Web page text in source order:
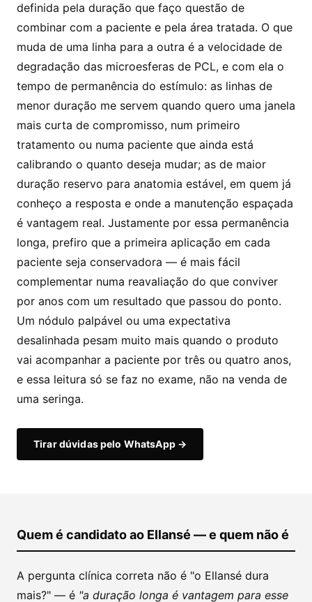
definida pela duração que faço questão de
combinar com a paciente e pela área tratada. O que
muda de uma linha para a outra é a velocidade de
degradação das microesferas de PCL, e com ela o
tempo de permanência do estímulo: as linhas de
menor duração me servem quando quero uma janela
mais curta de compromisso, num primeiro
tratamento ou numa paciente que ainda está
calibrando o quanto deseja mudar; as de maior
duração reservo para anatomia estável, em quem já
conheço a resposta e onde a manutenção espaçada
é vantagem real. Justamente por essa permanência
longa, prefiro que a primeira aplicação em cada
paciente seja conservadora — é mais fácil
complementar numa reavaliação do que conviver
por anos com um resultado que passou do ponto.
Um nódulo palpável ou uma expectativa
desalinhada pesam muito mais quando o produto
vai acompanhar a paciente por três ou quatro anos,
e essa leitura só se faz no exame, não na venda de
uma seringa.
Tirar dúvidas pelo WhatsApp →
Quem é candidato ao Ellansé — e quem não é
A pergunta clínica correta não é "o Ellansé dura
mais?" — é "a duração longa é vantagem para esse